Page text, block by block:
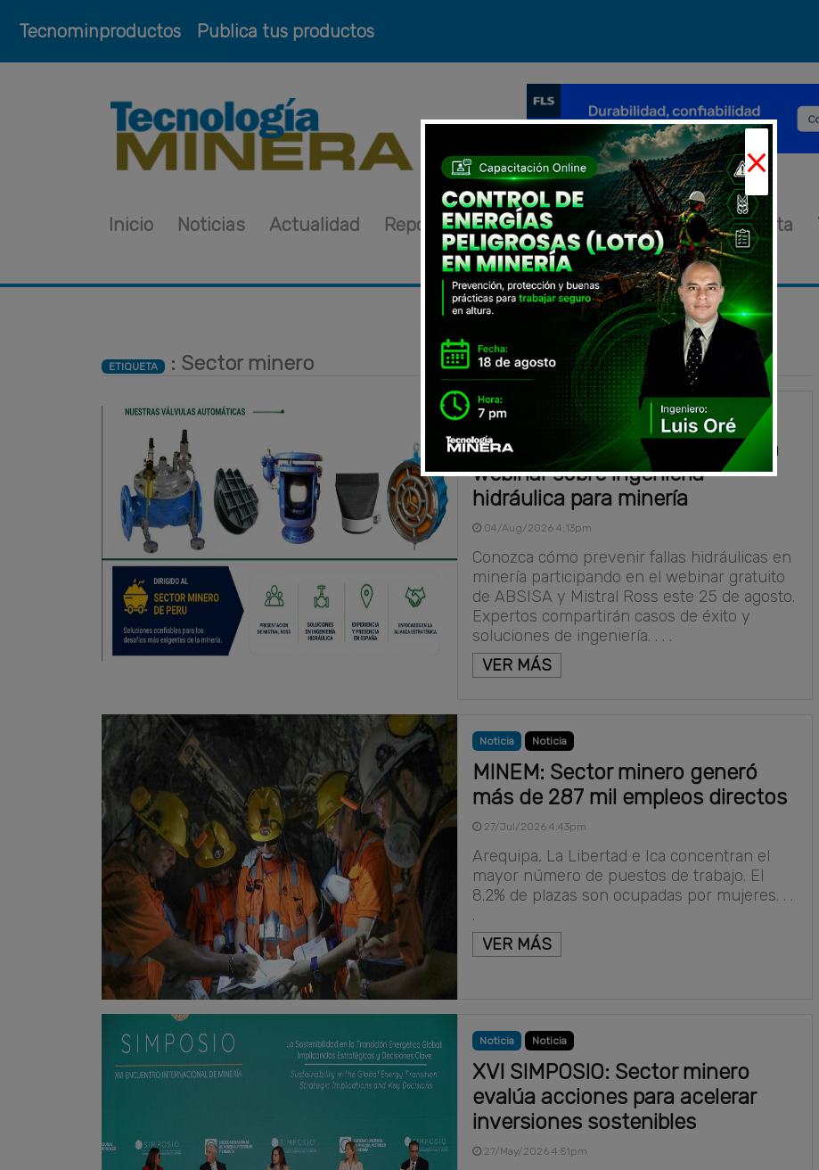
Tecnominproductos Publica tus productos
Inicio Noticias Actualidad Reportajes Novedades Eventos Entrevista
ETIQUETA : Sector minero
Noticia Actualidad
ABSISA y Mistral Ross realizarán
webinar sobre ingeniería
hidráulica para minería
04/Aug/2026 4:13pm
Conozca cómo prevenir fallas hidráulicas en
minería participando en el webinar gratuito
de ABSISA y Mistral Ross este 25 de agosto.
Expertos compartirán casos de éxito y
soluciones de ingeniería. . . .
VER MÁS
Noticia Noticia
MINEM: Sector minero generó
más de 287 mil empleos directos
27/Jul/2026 4:43pm
Arequipa, La Libertad e Ica concentran el
mayor número de puestos de trabajo. El
8.2% de plazas son ocupadas por mujeres. . .
.
VER MÁS
Noticia Noticia
XVI SIMPOSIO: Sector minero
evalúa acciones para acelerar
inversiones sostenibles
27/May/2026 4:51pm
×